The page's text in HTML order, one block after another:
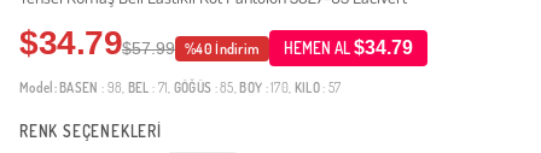
$34.79$57.99 %40 İndirim HEMEN AL$34.79
Model: BASEN : 98, BEL : 71, GÖĞÜS : 85, BOY : 170, KILO: 57
RENK SEÇENEKLERİ